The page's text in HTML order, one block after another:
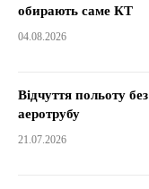
обирають саме КТ
04.08.2026
Відчуття польоту
аеротрубу
21.07.2026